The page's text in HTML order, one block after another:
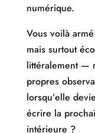
numérique.
Vous voilà
mais surtout
littéralement —
propres
lorsqu’elle
écrire la
intérieure ?